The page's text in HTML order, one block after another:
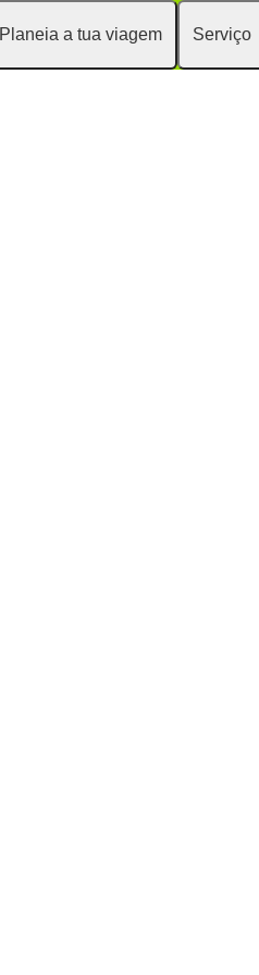
Planeia a tua viagem Serviço